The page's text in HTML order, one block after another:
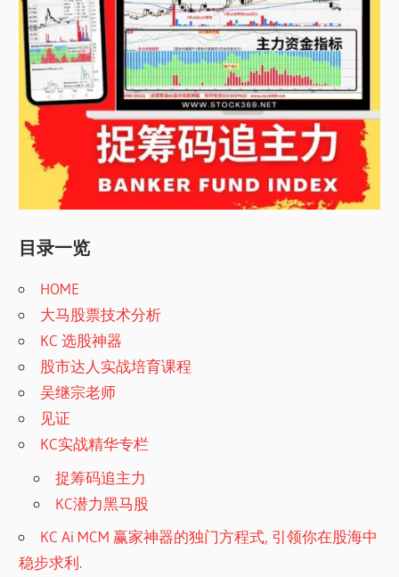
目录一览
HOME
大马股票技术分析
KC 选股神器
股市达人实战培育课程
吴继宗老师
见证
KC实战精华专栏
捉筹码追主力
KC潜力黑马股
KC Ai MCM 赢家神器的独门方程式, 引领你在股海中
稳步求利.